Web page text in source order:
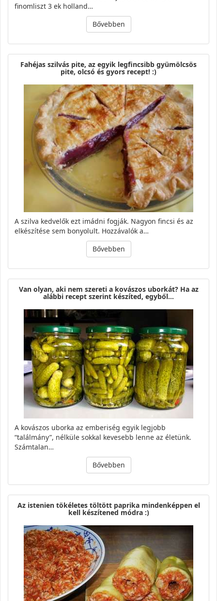
finomliszt 3 ek holland…
Bővebben
Fahéjas szilvás pite, az egyik legfincsibb gyümölcsös
pite, olcsó és gyors recept! :)
A szilva kedvelők ezt imádni fogják. Nagyon fincsi és az
elkészítése sem bonyolult. Hozzávalók a…
Bővebben
Van olyan, aki nem szereti a kovászos uborkát? Ha az
alábbi recept szerint készíted, egyből…
A kovászos uborka az emberiség egyik legjobb
“találmány”, nélküle sokkal kevesebb lenne az életünk.
Számtalan…
Bővebben
Az istenien tökéletes töltött paprika mindenképpen el
kell készítened módra :)